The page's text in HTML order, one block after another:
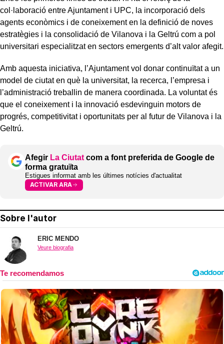
col·laboració entre Ajuntament i UPC, la incorporació dels
agents econòmics i de coneixement en la definició de noves
estratègies i la consolidació de Vilanova i la Geltrú com a pol
universitari especialitzat en sectors emergents d’alt valor afegit.
Amb aquesta iniciativa, l’Ajuntament vol donar continuïtat a un
model de ciutat en què la universitat, la recerca, l’empresa i
l’administració treballin de manera coordinada. La voluntat és
que el coneixement i la innovació esdevinguin motors de
progrés, competitivitat i oportunitats per al futur de Vilanova i la
Geltrú.
Afegir La Ciutat com a font preferida de Google de
forma gratuïta
Estigues informat amb les últimes notícies d'actualitat
ACTIVAR ARA
Sobre l'autor
ERIC MENDO
Veure biografia